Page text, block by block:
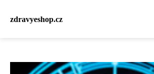
zdravyeshop.cz